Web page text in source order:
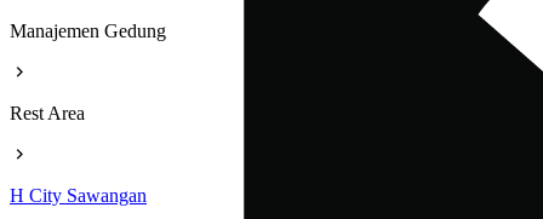
Manajemen Gedung
Rest Area
H City Sawangan